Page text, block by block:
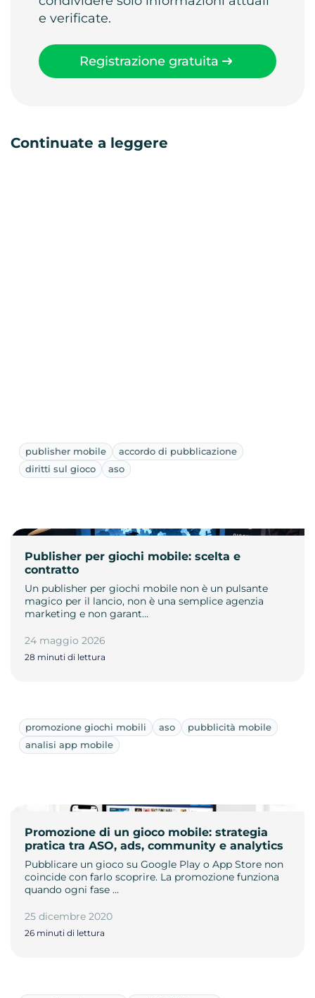
e verificate.
Registrazione gratuita
Continuate a leggere
publisher mobile
accordo di pubblicazione
diritti sul gioco
aso
Publisher per giochi mobile: scelta e
contratto
Un publisher per giochi mobile non è un pulsante
magico per il lancio, non è una semplice agenzia
marketing e non garant…
24 maggio 2026
28 minuti di lettura
promozione giochi mobili aso
pubblicità mobile
analisi app mobile
Promozione di un gioco mobile: strategia
pratica tra ASO, ads, community e analytics
Pubblicare un gioco su Google Play o App Store non
coincide con farlo scoprire. La promozione funziona
quando ogni fase …
25 dicembre 2020
26 minuti di lettura